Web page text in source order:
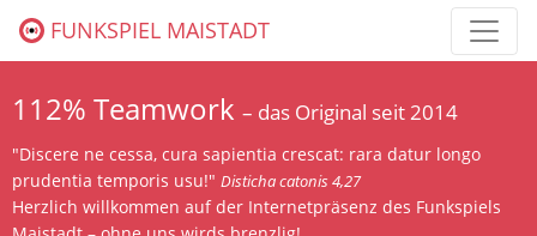
FUNKSPIEL MAISTADT
112% Teamwork – das Original seit 2014
"Discere ne cessa, cura sapientia crescat: rara datur longo
prudentia temporis usu!" Disticha catonis 4,27
Herzlich willkommen auf der Internetpräsenz des Funkspiels